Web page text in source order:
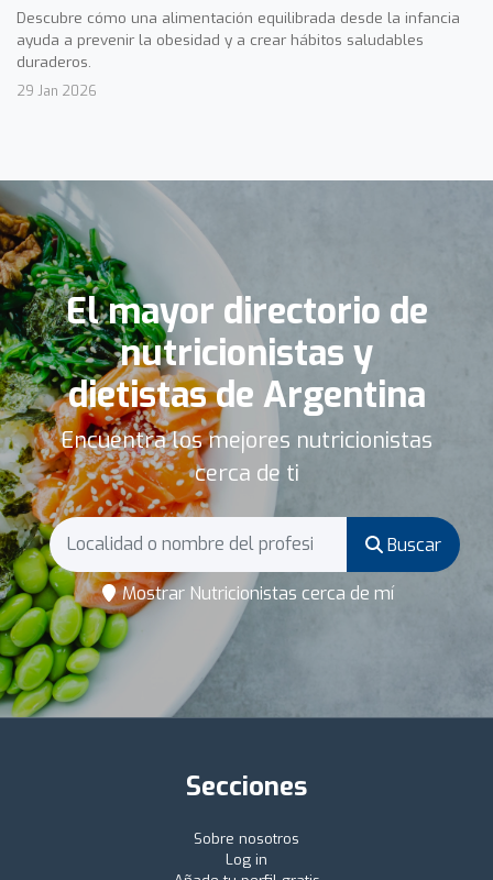
Descubre cómo una alimentación equilibrada desde la infancia
ayuda a prevenir la obesidad y a crear hábitos saludables
duraderos.
29 Jan 2026
El mayor directorio de
nutricionistas y
dietistas de Argentina
Encuentra los mejores nutricionistas
cerca de ti
Buscar
Mostrar Nutricionistas cerca de mí
Secciones
Sobre nosotros
Log in